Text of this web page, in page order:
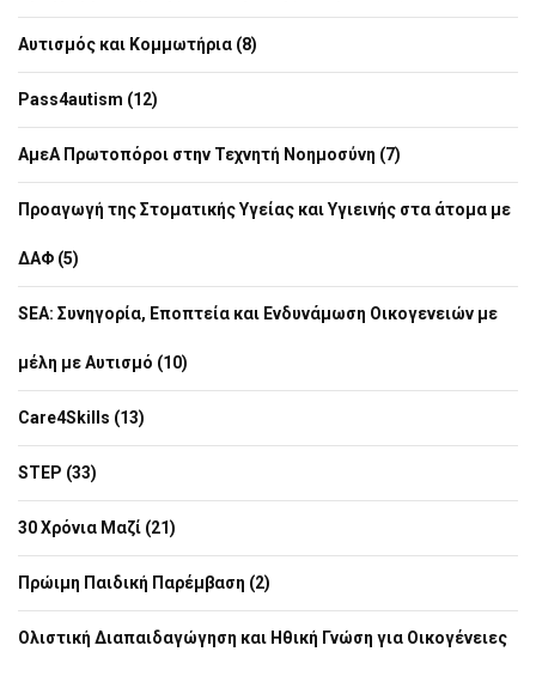
Αυτισμός και Κομμωτήρια (8)
Pass4autism (12)
ΑμεΑ Πρωτοπόροι στην Τεχνητή Νοημοσύνη (7)
Προαγωγή της Στοματικής Υγείας και Υγιεινής στα άτομα με
ΔΑΦ (5)
SEA: Συνηγορία, Εποπτεία και Ενδυνάμωση Οικογενειών με
μέλη με Αυτισμό (10)
Care4Skills (13)
STEP (33)
30 Χρόνια Μαζί (21)
Πρώιμη Παιδική Παρέμβαση (2)
Ολιστική Διαπαιδαγώγηση και Ηθική Γνώση για Οικογένειες